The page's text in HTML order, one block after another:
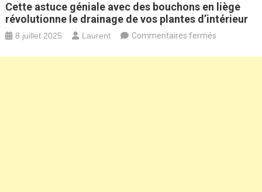
Cette astuce géniale avec des bouchons en liège
révolutionne le drainage de vos plantes d’intérieur
8 juillet 2025 Laurent Commentaires ferméssur